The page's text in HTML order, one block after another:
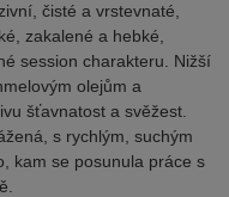
čisté a vrstevnaté,
zakalené a hebké,
session charakteru. Nižší
olejům a
šťavnatost a svěžest.
s rychlým, suchým
kam se posunula práce s